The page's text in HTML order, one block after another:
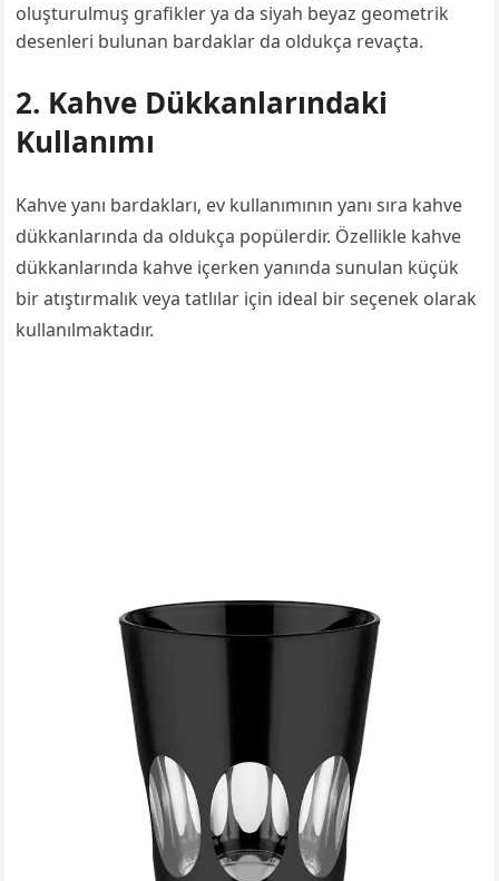
oluşturulmuş grafikler ya da siyah beyaz geometrik
desenleri bulunan bardaklar da oldukça revaçta.
2. Kahve Dükkanlarındaki
Kullanımı
Kahve yanı bardakları, ev kullanımının yanı sıra kahve
dükkanlarında da oldukça popülerdir. Özellikle kahve
dükkanlarında kahve içerken yanında sunulan küçük
bir atıştırmalık veya tatlılar için ideal bir seçenek olarak
kullanılmaktadır.